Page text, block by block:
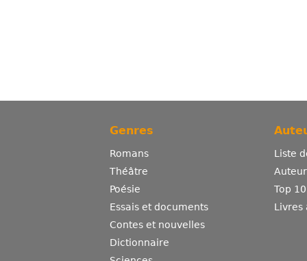
Genres
Romans
Théâtre
Poésie
Essais et documents
Contes et nouvelles
Dictionnaire
Liste
Top
Livres